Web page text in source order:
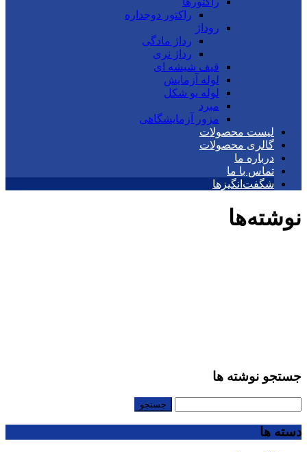
راکتور دوجداره
روداژ
رداژ مادگی
رداژ نری
قیف شیشه ای
لوله آزمایش
لوله یو شکل
مبرد
مزور آزمایشگاهی
لیست محصولات
گالری محصولات
درباره ما
تماس با ما
شگفت‌انگیزها
نوشته‌ها
جستجو نوشته ها
دسته ها